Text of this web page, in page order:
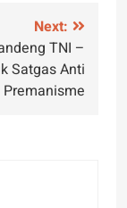
Next:
TNI –
Satgas Anti
Premanisme